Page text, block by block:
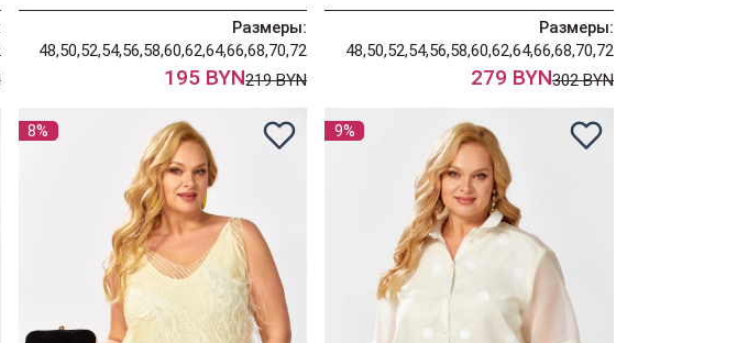
Размеры:
48,50,52,54,56,58,60,62,64,66,68,70,72
195 BYN219 BYN
Размеры:
48,50,52,54,56,58,60,62,64,66,68,70,72
279 BYN302 BYN
8% 9%